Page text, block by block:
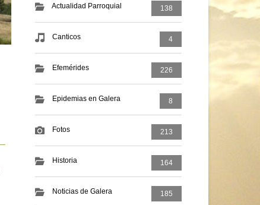
Actualidad Parroquial 138
Canticos 4
Efemérides 226
Epidemias en Galera 8
Fotos 213
Historia 164
Noticias de Galera 185